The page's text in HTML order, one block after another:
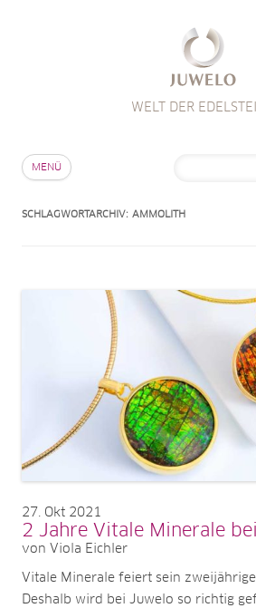
WELT DER
MENÜ
SCHLAGWORTARCHIV: AMMOLITH
27 Okt 2021
2 Jahre Vitale Minerale
von Viola Eichler
Vitale Minerale feiert sein
Deshalb wird bei Juwelo so richtig